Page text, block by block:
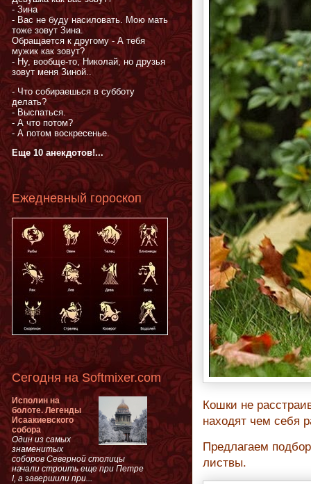
Кошки не
находят чем себя
Предлагаем
листвы.
- Зина
- Вас не буду насиловать. Мою мать
тоже зовут Зина.
Обращается к другому - А тебя
мужик как зовут?
- Ну, вообще-то, Николай, но друзья
зовут меня Зиной..
- Что собираешься в субботу
делать?
- Выспаться.
- А что потом?
- А потом воскресенье.
Еще 10 анекдотов!...
Ежедневный гороскоп
Сегодня на Softmixer.com
Исполин на
болоте. Легенды
Исаакиевского
собора
Один из самых
знаменитых
соборов Северной столицы
начали строить еще при Петре
I, а завершили при...